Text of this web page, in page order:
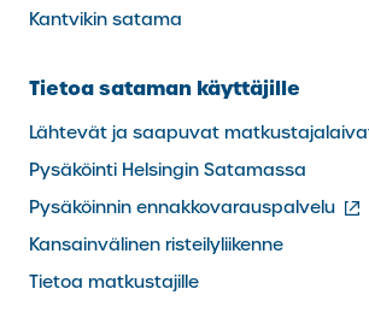
Kantvikin satama
Tietoa sataman käyttäjille
Lähtevät ja saapuvat
Pysäköinti Helsingin Satamassa
Pysäköinnin ennakkovarauspalvelu
linkki)
Kansainvälinen risteilyliikenne
Tietoa matkustajille